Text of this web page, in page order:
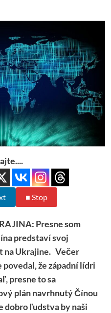
■ Stop
Presne som
predstaví svoj
na Ukrajine. Večer
že západní lídri
presne to sa
plán navrhnutý Čínou
dobro ľudstva by naši